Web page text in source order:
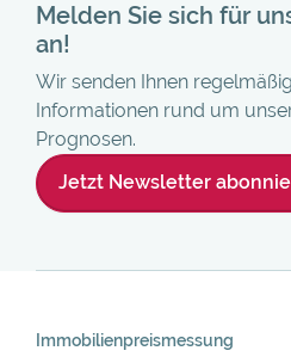
Melden Sie sich für
an!
Wir senden Ihnen
Informationen rund um
Prognosen.
Jetzt Newsletter
Navigation
Immobilienpreis­messung